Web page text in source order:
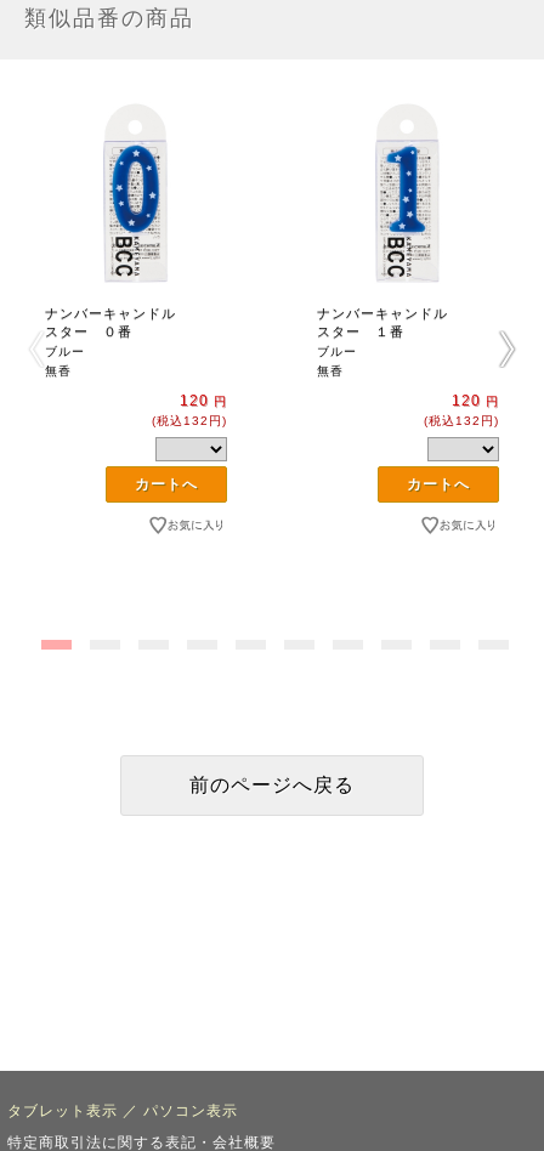
類似品番の商品
ナンバーキャンドル
スター ０番
ブルー
無香
120 円
(税込132円)
ナンバーキャンドル
スター １番
ブルー
無香
120 円
(税込132円)
タブレット表示 ／ パソコン表示
特定商取引法に関する表記・会社概要